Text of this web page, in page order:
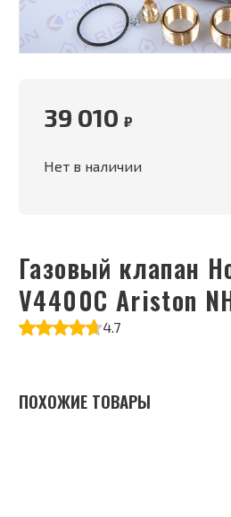
Газовый клапан Honeywell
V4400C Ariston
4.7
39 010 ₽
Нет в наличии
ПОХОЖИЕ ТОВАРЫ